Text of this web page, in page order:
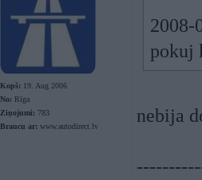
Kopš: 19. Aug 2006
No: Rīga
Ziņojumi: 783
Braucu ar: www.autodirect.lv
2008-
pokuj
nebija